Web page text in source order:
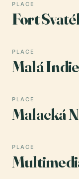
PLACE
Fort
PLACE
Malá
PLACE
Malacká
PLACE